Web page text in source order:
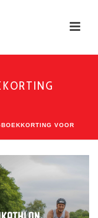
VOOR